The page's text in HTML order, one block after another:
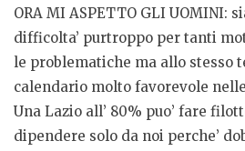
ORA MI ASPETTO GLI UOMINI:
difficolta’ purtroppo per tanti
le problematiche ma allo stesso
calendario molto favorevole
Una Lazio all’ 80% puo’ fare
dipendere solo da noi perche’